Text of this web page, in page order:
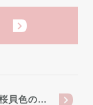
貝色の…